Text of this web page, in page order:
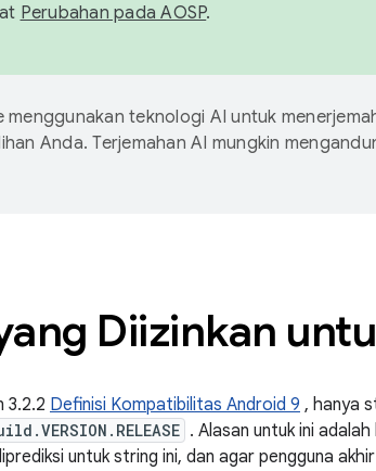
Perubahan pada AOSP.
menggunakan teknologi AI untuk
Anda. Terjemahan AI mungkin
Diizinkan
3.2.2 Definisi Kompatibilitas Android 9 , hanya
. Alasan untuk ini
untuk string ini, dan agar pengguna